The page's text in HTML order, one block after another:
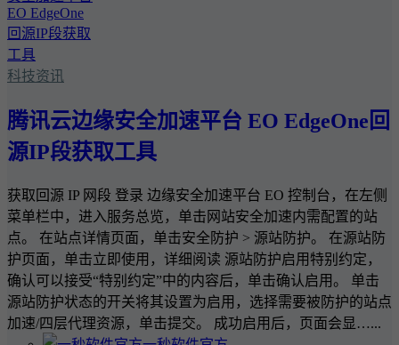
科技资讯
腾讯云边缘安全加速平台 EO EdgeOne回
源IP段获取工具
获取回源 IP 网段 登录 边缘安全加速平台 EO 控制台，在左侧
菜单栏中，进入服务总览，单击网站安全加速内需配置的站
点。 在站点详情页面，单击安全防护 > 源站防护。 在源站防
护页面，单击立即使用，详细阅读 源站防护启用特别约定，
确认可以接受“特别约定”中的内容后，单击确认启用。 单击
源站防护状态的开关将其设置为启用，选择需要被防护的站点
加速/四层代理资源，单击提交。 成功启用后，页面会显…...